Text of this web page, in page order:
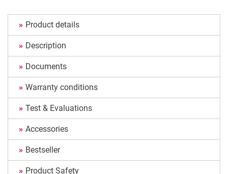
Product details
Description
Documents
Warranty conditions
Test & Evaluations
Accessories
Bestseller
Product Safety